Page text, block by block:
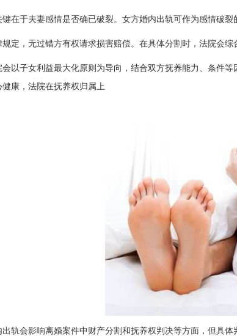
在于夫妻感情是否确已破裂。女方婚内出轨可作为感情破裂
定，无过错方有权请求损害赔偿。在具体分割时，法院会
以子女利益最大化原则为导向，结合双方抚养能力、条件
康，法院在抚养权归属上
轨会影响离婚案件中财产分割和抚养权判决等方面，但具体